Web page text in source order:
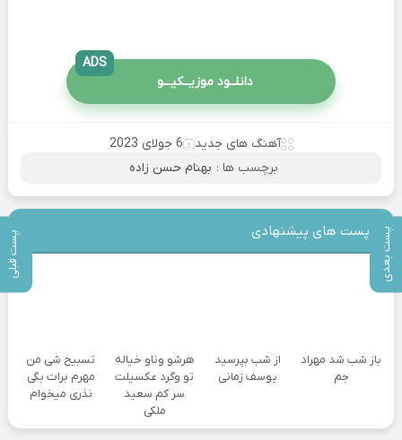
پست بعدی پست قبلی
دانلــود موزیــکیـــو
ADS
آهنگ های جدید
6 جولای 2023
برچسب ها : بهنام حسن زاده
پست های پیشنهادی
باز شب شد مهراد
جم
از شب بپرسید
یوسف زمانی
هرشو وناو خیاله
تو وگرد عکسیلت
سر کم سعید
ملکی
تسبیح شی من
مهرم برات بگی
نذری میخوام